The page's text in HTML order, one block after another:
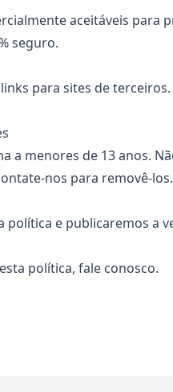
aceitáveis para
seguro.
para sites de
a menores de 13 anos.
nos para removê-los.
política e publicaremos a
política, fale conosco.